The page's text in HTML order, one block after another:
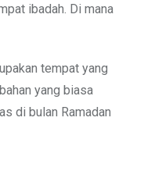
ibadah. Di mana
tempat yang
yang biasa
di bulan Ramadan